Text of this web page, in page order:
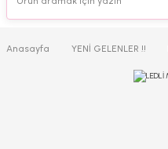
Anasayfa YENİ GELENLER !!